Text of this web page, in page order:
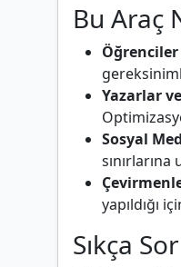
Bu Araç
Yazarlar
Sosyal
yapıldığı
Sıkça